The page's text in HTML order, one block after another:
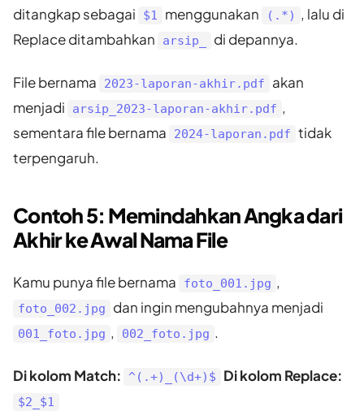
ditangkap sebagai
$1 menggunakan (.*) , lalu di
Replace ditambahkan
arsip_ di depannya.
File bernama 2023-laporan-akhir.pdf
akan
menjadi
arsip_2023-laporan-akhir.pdf ,
sementara file bernama
2024-laporan.pdf tidak
terpengaruh.
Contoh 5: Memindahkan Angka dari
Akhir ke Awal Nama File
Kamu punya file bernama foto_001.jpg ,
foto_002.jpg dan ingin mengubahnya menjadi
001_foto.jpg , 002_foto.jpg .
Di kolom Match: ^(.+)_(\d+)$ Di kolom Replace:
$2_$1